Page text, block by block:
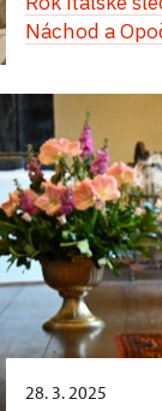
Náchod a
28. 3. 2025